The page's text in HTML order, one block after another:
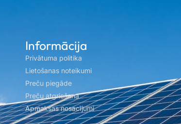
Informācija
Privātuma politika
Lietošanas noteikumi
Preču piegāde
Preču atgriešana
Apmaksas nosacījumi